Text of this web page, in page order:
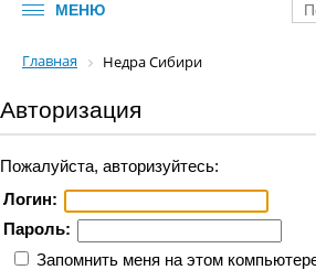
МЕНЮ
Главная Недра Сибири
Авторизация
Пожалуйста, авторизуйтесь:
Логин:
Пароль:
Запомнить меня на этом